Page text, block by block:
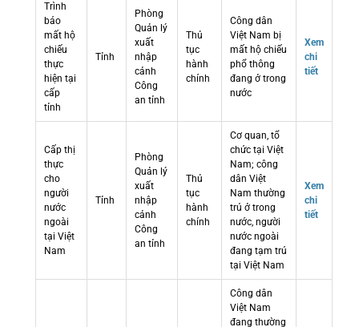
Trình
báo
mất hộ
chiếu
thực
hiện tại
cấp
tỉnh
Tỉnh
Phòng
Quản lý
xuất
nhập
cảnh
Công
an tỉnh
Thủ
tục
hành
chính
Công dân
Việt Nam bị
mất hộ chiếu
phổ thông
đang ở trong
nước
Xem
chi
tiết
Cấp thị
thực
cho
người
nước
ngoài
tại Việt
Nam
Tỉnh
Phòng
Quản lý
xuất
nhập
cảnh
Công
an tỉnh
Thủ
tục
hành
chính
Cơ quan, tổ
chức tại Việt
Nam; công
dân Việt
Nam thường
trú ở trong
nước, người
nước ngoài
đang tạm trú
tại Việt Nam
Xem
chi
tiết
Công dân
Việt Nam
đang thường